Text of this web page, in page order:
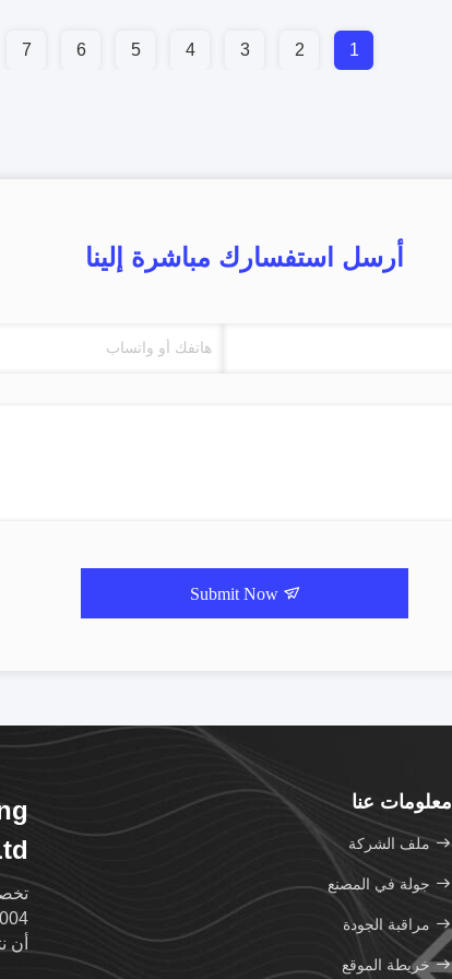
1
2
3
4
5
6
7
أرسل استفسارك مباشرة إلينا
Submit Now
معلومات عنا
ملف الشركة
جولة في المصنع
مراقبة الجودة
خريطة الموقع
أن